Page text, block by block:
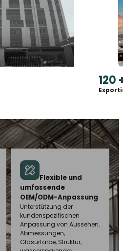
120
Flexible und
umfassende
OEM/ODM-Anpassung
Unterstützung der
kundenspezifischen
Anpassung von Aussehen,
Abmessungen,
Glasurfarbe, Struktur,